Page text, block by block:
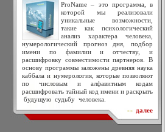
ProName – это программа, в
которой мы реализовали
уникальные возможности,
такие как психологический
анализ характера человека,
нумерологический прогноз дня, подбор
имени по фамилии и отчеству, и
расшифровку совместимости партнеров. В
основу программы заложены древняя наука
каббала и нумерология, которые позволяют
по числовым и алфавитным кодам
расшифровать тайный код имени и раскрыть
будущую судьбу человека.
>> далее